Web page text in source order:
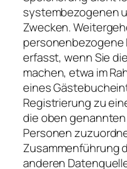
systembezogenen
Zwecken.
personenbezogene
erfasst, wenn Sie
machen, etwa im
eines
Registrierung zu
die oben
Personen
Zusammenführung
anderen